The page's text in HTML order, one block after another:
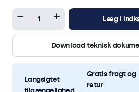
Læg i
Download teknisk
Langsigtet
Gratis fragt og
retur